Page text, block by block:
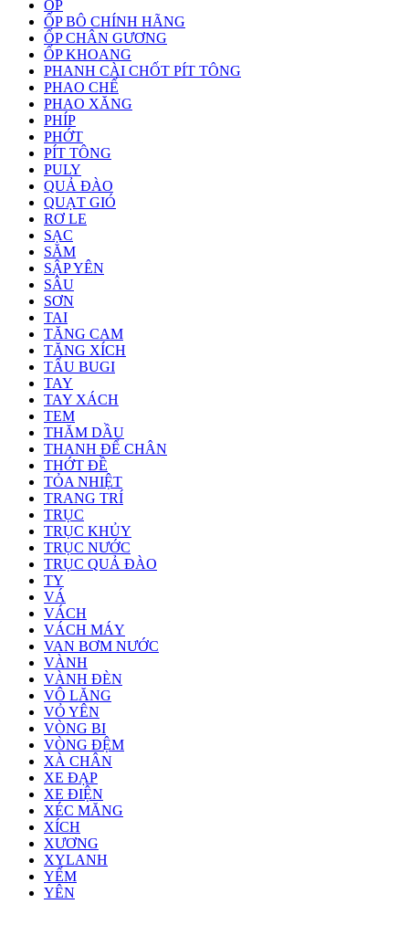
ỐP
ỐP BÔ CHÍNH HÃNG
ỐP CHÂN GƯƠNG
ỐP KHOANG
PHANH CÀI CHỐT PÍT TÔNG
PHAO CHẾ
PHAO XĂNG
PHÍP
PHỚT
PÍT TÔNG
PULY
QUẢ ĐÀO
QUẠT GIÓ
RƠ LE
SẠC
SĂM
SẬP YÊN
SÂU
SƠN
TAI
TĂNG CAM
TĂNG XÍCH
TẨU BUGI
TAY
TAY XÁCH
TEM
THĂM DẦU
THANH ĐỂ CHÂN
THỚT ĐỀ
TỎA NHIỆT
TRANG TRÍ
TRỤC
TRỤC KHỦY
TRỤC NƯỚC
TRỤC QUẢ ĐÀO
TY
VÁ
VÁCH
VÁCH MÁY
VAN BƠM NƯỚC
VÀNH
VÀNH ĐÈN
VÔ LĂNG
VỎ YÊN
VÒNG BI
VÒNG ĐỆM
XÀ CHÂN
XE ĐẠP
XE ĐIỆN
XÉC MĂNG
XÍCH
XƯƠNG
XYLANH
YẾM
YÊN